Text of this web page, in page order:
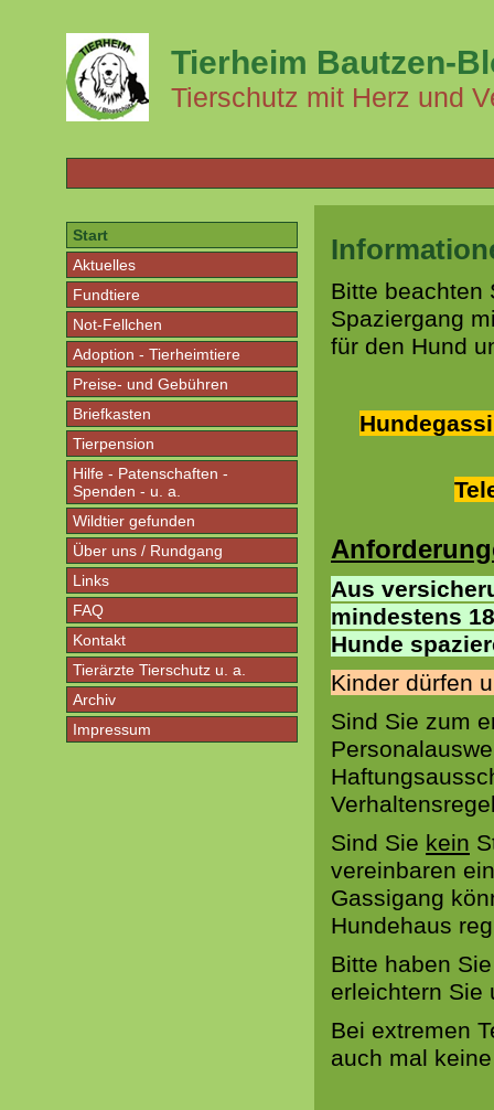
Tierheim Bautzen-
Tierschutz mit Herz und
Start
Aktuelles
Fundtiere
Not-Fellchen
Adoption - Tierheimtiere
Preise- und Gebühren
Briefkasten
Tierpension
Hilfe - Patenschaften -
Spenden - u. a.
Wildtier gefunden
Über uns / Rundgang
Links
FAQ
Kontakt
Tierärzte Tierschutz u. a.
Archiv
Impressum
Bitte beachten
Spaziergang
für den Hund
Aus
mindestens
Hunde
Kinder dürfen
Sind Sie zum
Sind Sie kein
vereinbaren
Gassigang
Hundehaus
Bitte haben
erleichtern Sie
Bei extremen
auch mal